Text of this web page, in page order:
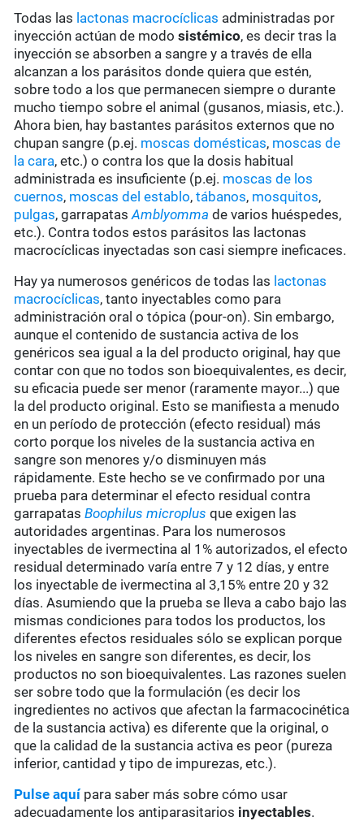
Todas las lactonas macrocíclicas administradas por
inyección actúan de modosistémico, es decir tras la
inyección se absorben a sangre y a través de ella
alcanzan a los parásitos donde quiera que estén,
sobre todo a los que permanecen siempre o durante
mucho tiempo sobre el animal (gusanos, miasis, etc.).
Ahora bien, hay bastantes parásitos externos que no
chupan sangre (p.ej. moscas domésticas, moscas de
la cara, etc.) o contra los que la dosis habitual
administrada es insuficiente (p.ej. moscas de los
cuernos, moscas del establo,tábanos, mosquitos,
pulgas, garrapatasAmblyomma de varios huéspedes,
etc.). Contra todos estos parásitos las lactonas
macrocíclicas inyectadas son casi siempre ineficaces.
Hay ya numerosos genéricos de todas las lactonas
macrocíclicas, tanto inyectables como para
administración oral o tópica (pour-on). Sin embargo,
aunque el contenido de sustancia activa de los
genéricos sea igual a la del producto original, hay que
contar con que no todos son bioequivalentes, es decir,
su eficacia puede ser menor (raramente mayor...) que
la del producto original. Esto se manifiesta a menudo
en un período de protección (efecto residual) más
corto porque los niveles de la sustancia activa en
sangre son menores y/o disminuyen más
rápidamente. Este hecho se ve confirmado por una
prueba para determinar el efecto residual contra
garrapatasBoophilus microplus que exigen las
autoridades argentinas. Para los numerosos
inyectables de ivermectina al 1% autorizados, el efecto
residual determinado varía entre 7 y 12 días, y entre
los inyectable de ivermectina al 3,15% entre 20 y 32
días. Asumiendo que la prueba se lleva a cabo bajo las
mismas condiciones para todos los productos, los
diferentes efectos residuales sólo se explican porque
los niveles en sangre son diferentes, es decir, los
productos no son bioequivalentes. Las razones suelen
ser sobre todo que la formulación (es decir los
ingredientes no activos que afectan la farmacocinética
de la sustancia activa) es diferente que la original, o
que la calidad de la sustancia activa es peor (pureza
inferior, cantidad y tipo de impurezas, etc.).
Pulse aquípara saber más sobre cómo usar
adecuadamente los antiparasitarios inyectables.